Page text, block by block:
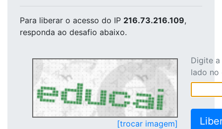
Para liberar o acesso do IP 216.73.216.109,
responda ao desafio abaixo.
[trocar imagem]
Digite
lado no